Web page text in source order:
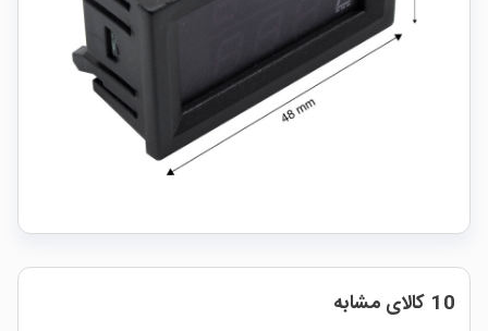
10 کالای مشابه